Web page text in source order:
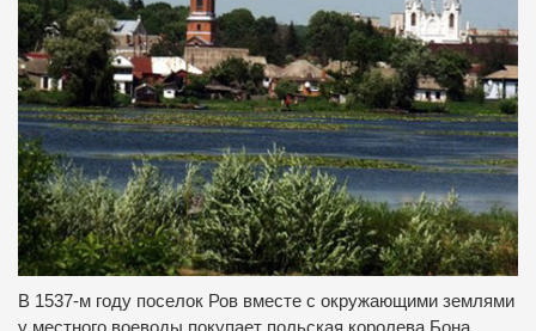
В 1537-м году поселок Ров вместе с окружающими землями